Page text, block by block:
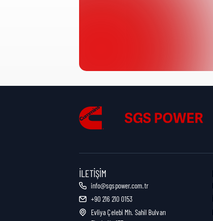
Nakliye Yüksekliği:
Nakliye Uzunluğu:
Nakliye Ağırlığı:
İLETIŞIM
info@sgspower.com.tr
+90 216 210 0153
Evliya Çelebi Mh. Sahil Bulvarı